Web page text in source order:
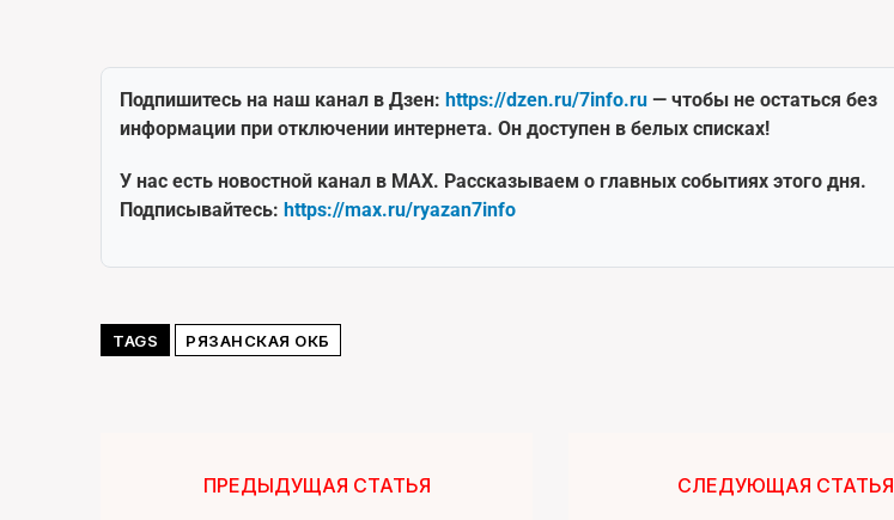
Подпишитесь на наш канал в Дзен: https://dzen.ru/7info.ru — чтобы не остаться без
информации при отключении интернета. Он доступен в белых списках!
У нас есть новостной канал в MAX. Рассказываем о главных событиях этого дня.
Подписывайтесь: https://max.ru/ryazan7info
TAGS РЯЗАНСКАЯ ОКБ
ПРЕДЫДУЩАЯ СТАТЬЯ СЛЕДУЮЩАЯ СТАТЬЯ